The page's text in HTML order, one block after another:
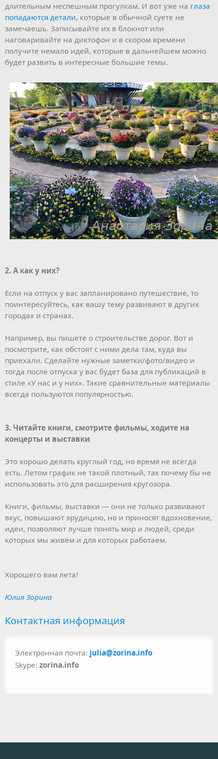
длительным неспешным прогулкам. И вот уже на глаза
попадаются детали, которые в обычной суете не
замечаешь. Записывайте их в блокнот или
наговаривайте на диктофон и в скором времени
получите немало идей, которые в дальнейшем можно
будет развить в интересные большие темы.
2. А как у них?
Если на отпуск у вас запланировано путешествие, то
поинтересуйтесь, как вашу тему развивают в других
городах и странах.
Например, вы пишете о строительстве дорог. Вот и
посмотрите, как обстоят с ними дела там, куда вы
приехали. Сделайте нужные заметки/фото/видео и
тогда после отпуска у вас будет база для публикаций в
стиле «У нас и у них». Такие сравнительные материалы
всегда пользуются популярностью.
3. Читайте книги, смотрите фильмы, ходите на
концерты и выставки
Это хорошо делать круглый год, но время не всегда
есть. Летом график не такой плотный, так почему бы не
использовать это для расширения кругозора.
Книги, фильмы, выставки — они не только развивают
вкус, повышают эрудицию, но и приносят вдохновение,
идеи, позволяют лучше понять мир и людей, среди
которых мы живём и для которых работаем.
Хорошего вам лета!
Юлия Зорина
Контактная информация
Электронная почта: julia@zorina.info
Skype: zorina.info